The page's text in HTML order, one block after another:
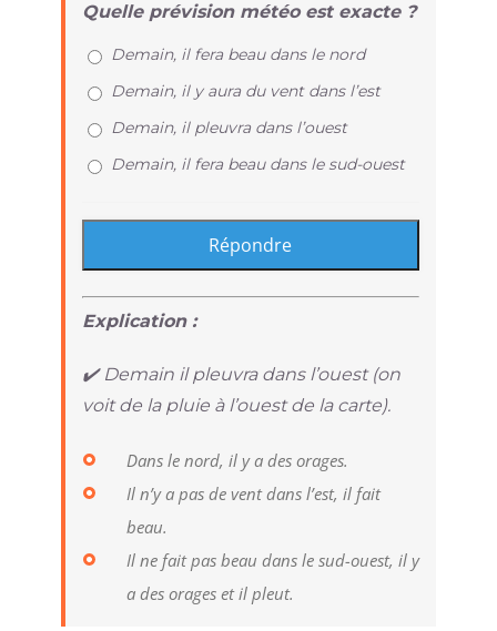
Quelle prévision météo est exacte ?
Demain, il fera beau dans le nord
Demain, il y aura du vent dans l’est
Demain, il pleuvra dans l’ouest
Demain, il fera beau dans le sud-ouest
Explication :
✔️ Demain il pleuvra dans l’ouest (on
voit de la pluie à l’ouest de la carte).
Dans le nord, il y a des orages.
Il n’y a pas de vent dans l’est, il fait
beau.
Il ne fait pas beau dans le sud-ouest, il y
a des orages et il pleut.